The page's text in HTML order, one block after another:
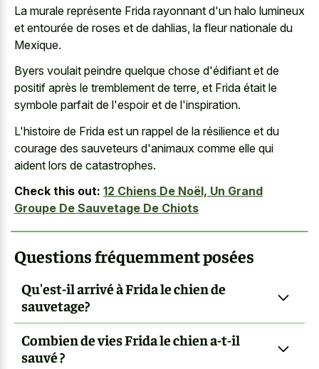
La murale représente Frida rayonnant d'un halo lumineux
et entourée de roses et de dahlias, la fleur nationale du
Mexique.
Byers voulait peindre quelque chose d'édifiant et de
positif après le tremblement de terre, et Frida était le
symbole parfait de l'espoir et de l'inspiration.
L'histoire de Frida est un rappel de la résilience et du
courage des sauveteurs d'animaux comme elle qui
aident lors de catastrophes.
Check this out: 12 Chiens De Noël, Un Grand
Groupe De Sauvetage De Chiots
Questions fréquemment posées
Qu'est-il arrivé à Frida le chien de
sauvetage?
Combien de vies Frida le chien a-t-il
sauvé ?